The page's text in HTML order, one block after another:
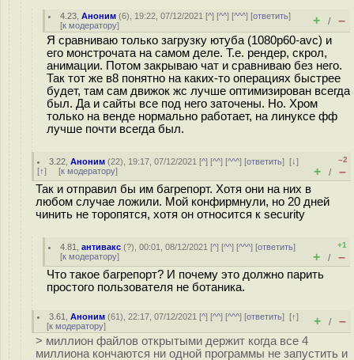
4.23 ,Аноним (6), 19:22, 07/12/2021 [^] [^^] [^^^] [ответить]
[к модератору] + / –
Я сравниваю только загрузку ютуба (1080p60-avc) и
его монстрочата на самом деле. Т.е. рендер, скрол,
анимации. Потом закрываю чат и сравниваю без него.
Так тот же в8 понятно на каких-то операциях быстрее
будет, там сам движок жс лучше оптимизирован всегда
был. Да и сайты все под него заточены. Но. Хром
только на венде нормально работает, на линуксе фф
лучше почти всегда был.
3.22 ,Аноним (22), 19:17, 07/12/2021 [^] [^^] [^^^] [ответить][↓]
[↑] [к модератору]
–2
+ / –
Так и отправил бы им багрепорт. Хотя они на них в
любом случае ложили. Мой конфирмнули, но 20 дней
чинить не торопятся, хотя он относится к security
4.81 ,антивакс (?), 00:01, 08/12/2021 [^] [^^] [^^^] [ответить]
[к модератору]
+1
+ / –
Что такое багрепорт? И почему это должно парить
простого пользователя не ботаника.
3.61 ,Аноним (61), 22:17, 07/12/2021 [^] [^^] [^^^] [ответить][↑]
[к модератору] + / –
> миллион файлов открытыми держит когда все 4
миллиона кончаются ни одной программы не запустить и